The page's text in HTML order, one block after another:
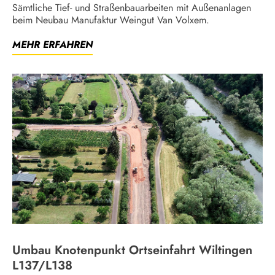
Sämtliche Tief- und Straßenbauarbeiten mit Außenanlagen
beim Neubau Manufaktur Weingut Van Volxem.
MEHR ERFAHREN
Umbau Knotenpunkt Ortseinfahrt Wiltingen
L137/L138